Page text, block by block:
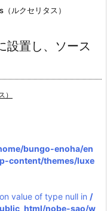
ルクセリタス）
設置し、ソース
）
bungo-enoha/en
content/themes/luxe
value of type null in /
nobe-sao/w